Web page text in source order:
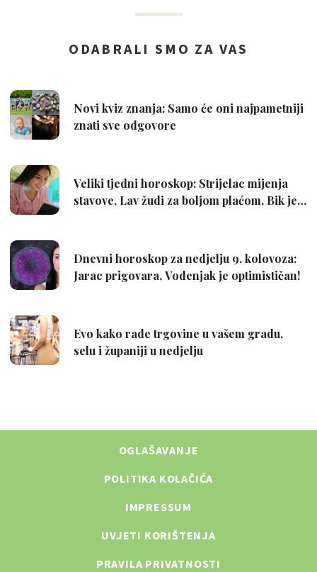
OGLAŠAVANJE
POLITIKA KOLAČIĆA
IMPRESSUM
UVJETI KORIŠTENJA
PRAVILA PRIVATNOSTI